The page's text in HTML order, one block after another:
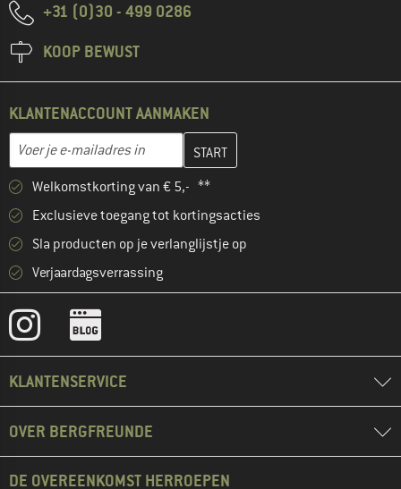
+31 (0)30 - 499 0286
KOOP BEWUST
KLANTENACCOUNT AANMAKEN
E-mailadres
Vul je e-mailadres hier in en maak in de volgende stap je
Welkomstkorting van € 5,- **
Exclusieve toegang tot kortingsacties
Sla producten op je verlanglijstje op
Verjaardagsverrassing
KLANTENSERVICE
OVER BERGFREUNDE
DE OVEREENKOMST HERROEPEN